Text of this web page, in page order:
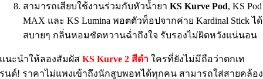
สามารถเสียบใช้งานร่วมกับหัวน้ำยา KS Kurve Pod, KS Pod
MAX และ KS Lumina พอตตัวท็อปจากค่าย Kardinal Stick ได้
สบายๆ กลิ่นหอมชัดหวานฉ่ำถึงใจ รับรองไม่ผิดหวังแน่นอน
แนะนำให้ลองสัมผัสKS Kurve 2 สีดำ ใครที่ยังไม่มีถือว่าตกเท
รนด์! ราคาไม่แพงเข้าถึงนักสูบพอทได้ทุกคน สามารถใส่สายคล้อง